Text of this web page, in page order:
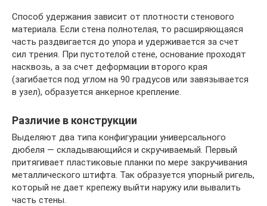
Способ удержания зависит от плотности стенового
материала. Если стена полнотелая, то расширяющаяся
часть раздвигается до упора и удерживается за счет
сил трения. При пустотелой стене, основание проходят
насквозь, а за счет деформации второго края
(загибается под углом на 90 градусов или завязывается
в узел), образуется анкерное крепление.
Различие в конструкции
Выделяют два типа конфигурации универсального
дюбеля — складывающийся и скручиваемый. Первый
притягивает пластиковые планки по мере закручивания
металлического штифта. Так образуется упорный ригель,
который не дает крепежу выйти наружу или вывалить
часть стены.